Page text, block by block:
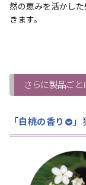
然の恵みを活かし
きます。
さらに製品ご
「白桃の香り